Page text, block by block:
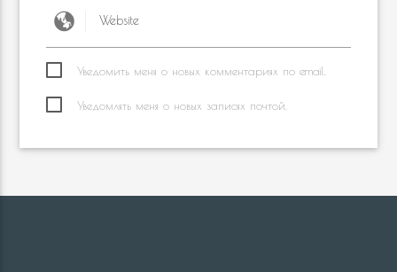
Уведомить меня о новых комментариях по email.
Уведомлять меня о новых записях почтой.